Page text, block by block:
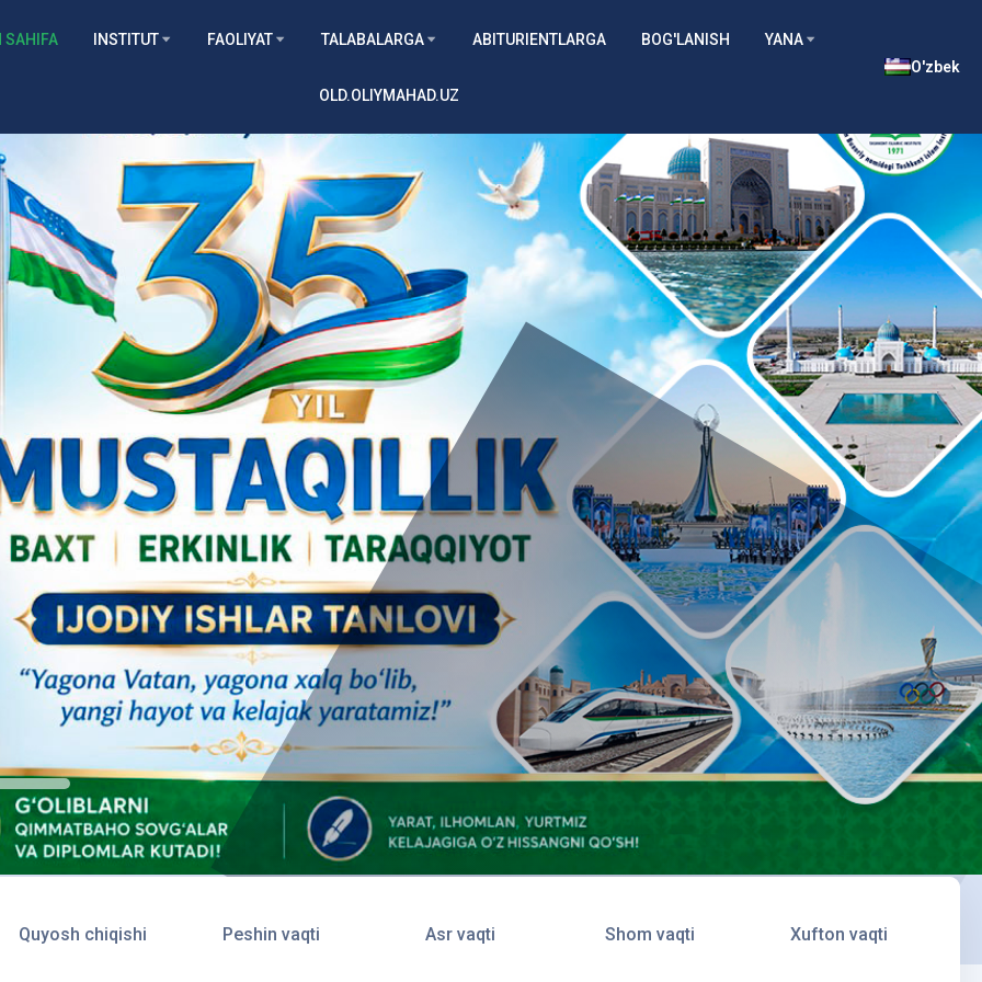
SAHIFA INSTITUT FAOLIYAT TALABALARGA ABITURIENTLARGA BOG'LANISH YANA
OLD.OLIYMAHAD.UZ
O'zbek
Quyosh chiqishi Peshin vaqti Asr vaqti Shom vaqti Xufton vaqti